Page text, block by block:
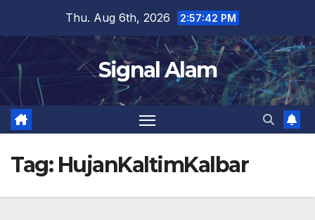
content
Thu. Aug 6th, 2026 2:57:43 PM
Signal Alam
Tag: HujanKaltimKalbar